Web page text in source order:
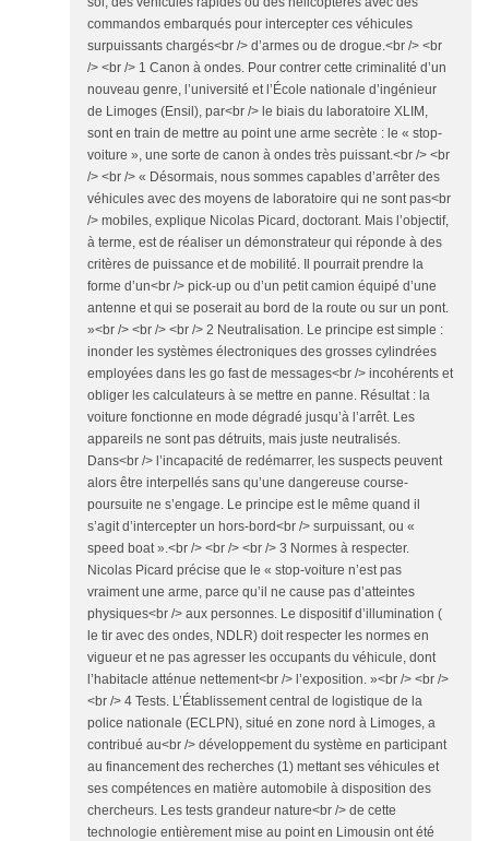
commandos embarqués pour intercepter ces véhicules
surpuissants chargés<br /> d’armes ou de drogue.<br /> <br
/> <br /> 1 Canon à ondes. Pour contrer cette criminalité d’un
nouveau genre, l’université et l’École nationale d’ingénieur
de Limoges (Ensil), par<br /> le biais du laboratoire XLIM,
sont en train de mettre au point une arme secrète : le « stop-
voiture », une sorte de canon à ondes très puissant.<br /> <br
/> <br /> « Désormais, nous sommes capables d’arrêter des
véhicules avec des moyens de laboratoire qui ne sont pas<br
/> mobiles, explique Nicolas Picard, doctorant. Mais l’objectif,
à terme, est de réaliser un démonstrateur qui réponde à des
critères de puissance et de mobilité. Il pourrait prendre la
forme d’un<br /> pick-up ou d’un petit camion équipé d’une
antenne et qui se poserait au bord de la route ou sur un pont.
»<br /> <br /> <br /> 2 Neutralisation. Le principe est simple :
inonder les systèmes électroniques des grosses cylindrées
employées dans les go fast de messages<br /> incohérents et
obliger les calculateurs à se mettre en panne. Résultat : la
voiture fonctionne en mode dégradé jusqu’à l’arrêt. Les
appareils ne sont pas détruits, mais juste neutralisés.
Dans<br /> l’incapacité de redémarrer, les suspects peuvent
alors être interpellés sans qu’une dangereuse course-
poursuite ne s’engage. Le principe est le même quand il
s’agit d’intercepter un hors-bord<br /> surpuissant, ou «
speed boat ».<br /> <br /> <br /> 3 Normes à respecter.
Nicolas Picard précise que le « stop-voiture n’est pas
vraiment une arme, parce qu’il ne cause pas d’atteintes
physiques<br /> aux personnes. Le dispositif d’illumination (
le tir avec des ondes, NDLR) doit respecter les normes en
vigueur et ne pas agresser les occupants du véhicule, dont
l’habitacle atténue nettement<br /> l’exposition. »<br /> <br />
<br /> 4 Tests. L’Établissement central de logistique de la
police nationale (ECLPN), situé en zone nord à Limoges, a
contribué au<br /> développement du système en participant
au financement des recherches (1) mettant ses véhicules et
ses compétences en matière automobile à disposition des
chercheurs. Les tests grandeur nature<br /> de cette
technologie entièrement mise au point en Limousin ont été